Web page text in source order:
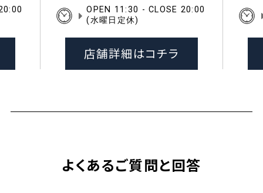
OPEN 11:30 - CLOSE 20:00
(水曜日定休)
店舗詳細はコチラ
よくあるご質問と回答